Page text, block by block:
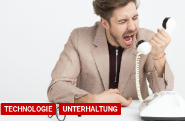
TECHNOLOGIE UNTERHALTUNG